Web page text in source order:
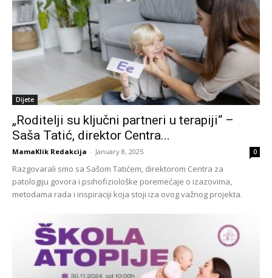
Dijete
„Roditelji su ključni partneri u terapiji“ –
Saša Tatić, direktor Centra...
MamaKlik Redakcija - January 8, 2025 0
Razgovarali smo sa Sašom Tatićem, direktorom Centra za
patologiju govora i psihofiziološke poremećaje o izazovima,
metodama rada i inspiraciji koja stoji iza ovog važnog projekta.